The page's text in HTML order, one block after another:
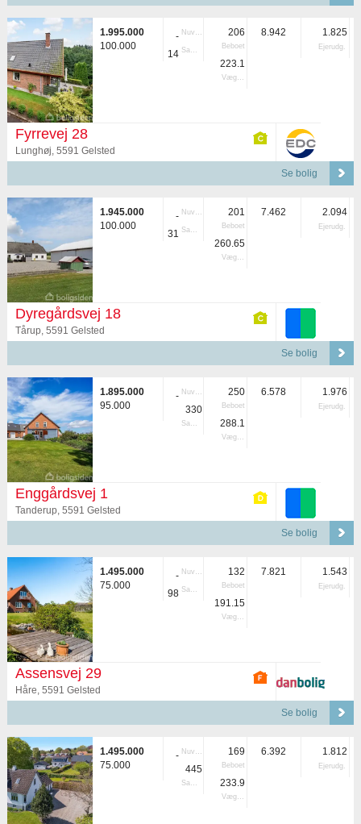
1.995.000
100.000
- Nuvær.
14 Samlet
206
Beboet
223.1
Vægtet
8.942 1.825
Ejerudg.
Fyrrevej 28
Lunghøj, 5591 Gelsted
Se bolig
1.945.000
100.000
- Nuvær.
31 Samlet
201
Beboet
260.65
Vægtet
7.462 2.094
Ejerudg.
Dyregårdsvej 18
Tårup, 5591 Gelsted
Se bolig
1.895.000
95.000
- Nuvær.
330
Samlet
250
Beboet
288.1
Vægtet
6.578 1.976
Ejerudg.
Enggårdsvej 1
Tanderup, 5591 Gelsted
Se bolig
1.495.000
75.000
- Nuvær.
98 Samlet
132
Beboet
191.15
Vægtet
7.821 1.543
Ejerudg.
Assensvej 29
Håre, 5591 Gelsted
Se bolig
1.495.000
75.000
- Nuvær.
445
Samlet
169
Beboet
233.9
Vægtet
6.392 1.812
Ejerudg.